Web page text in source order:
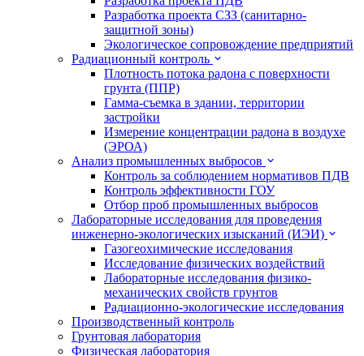
Разработка проекта СЗЗ (санитарно-
защитной зоны)
Экологическое сопровождение предприятий
Радиационный контроль
Плотность потока радона с поверхности
грунта (ППР)
Гамма-съемка в здании, территории
застройки
Измерение концентрации радона в воздухе
(ЭРОА)
Анализ промышленных выбросов
Контроль за соблюдением нормативов ПДВ
Контроль эффективности ГОУ
Отбор проб промышленных выбросов
Лабораторные исследования для проведения
инженерно-экологических изысканий (ИЭИ)
Газогеохимические исследования
Исследование физических воздействий
Лабораторные исследования физико-
механических свойств грунтов
Радиационно-экологические исследования
Производственный контроль
Грунтовая лаборатория
Физическая лаборатория